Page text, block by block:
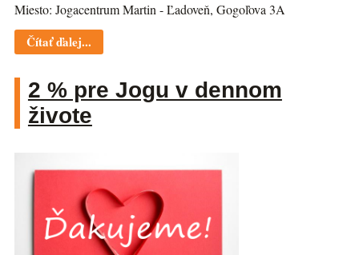
Miesto: Jogacentrum Martin - Ľadoveň, Gogoľova 3A
Čítať ďalej...
2 % pre Jogu v dennom
živote